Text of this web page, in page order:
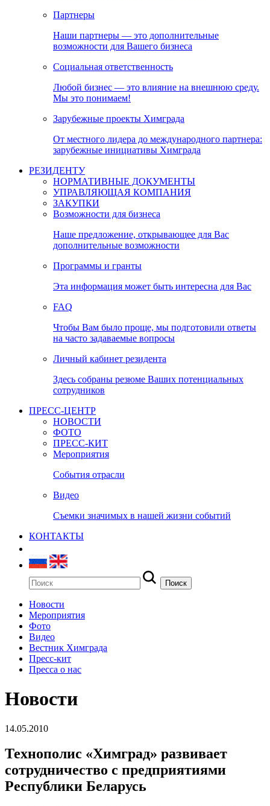
Партнеры
Наши партнеры — это дополнительные
возможности для Вашего бизнеса
Социальная ответственность
Любой бизнес — это влияние на внешнюю среду.
Мы это понимаем!
Зарубежные проекты Химграда
От местного лидера до международного партнера:
зарубежные инициативы Химграда
РЕЗИДЕНТУ
НОРМАТИВНЫЕ ДОКУМЕНТЫ
УПРАВЛЯЮЩАЯ КОМПАНИЯ
ЗАКУПКИ
Возможности для бизнеса
Наше предложение, открывающее для Вас
дополнительные возможности
Программы и гранты
Эта информация может быть интересна для Вас
FAQ
Чтобы Вам было проще, мы подготовили ответы
на часто задаваемые вопросы
Личный кабинет резидента
Здесь собраны резюме Ваших потенциальных
сотрудников
ПРЕСС-ЦЕНТР
НОВОСТИ
ФОТО
ПРЕСС-КИТ
Мероприятия
События отрасли
Видео
Съемки значимых в нашей жизни событий
КОНТАКТЫ
Новости
Мероприятия
Фото
Видео
Вестник Химграда
Пресс-кит
Пресса о нас
Новости
14.05.2010
Технополис «Химград» развивает
сотрудничество с предприятиями
Республики Беларусь